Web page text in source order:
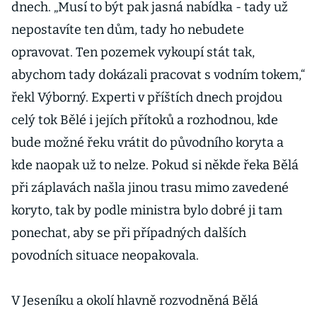
dnech. „Musí to být pak jasná nabídka - tady už
nepostavíte ten dům, tady ho nebudete
opravovat. Ten pozemek vykoupí stát tak,
abychom tady dokázali pracovat s vodním tokem,“
řekl Výborný. Experti v příštích dnech projdou
celý tok Bělé i jejích přítoků a rozhodnou, kde
bude možné řeku vrátit do původního koryta a
kde naopak už to nelze. Pokud si někde řeka Bělá
při záplavách našla jinou trasu mimo zavedené
koryto, tak by podle ministra bylo dobré ji tam
ponechat, aby se při případných dalších
povodních situace neopakovala.
V Jeseníku a okolí hlavně rozvodněná Bělá